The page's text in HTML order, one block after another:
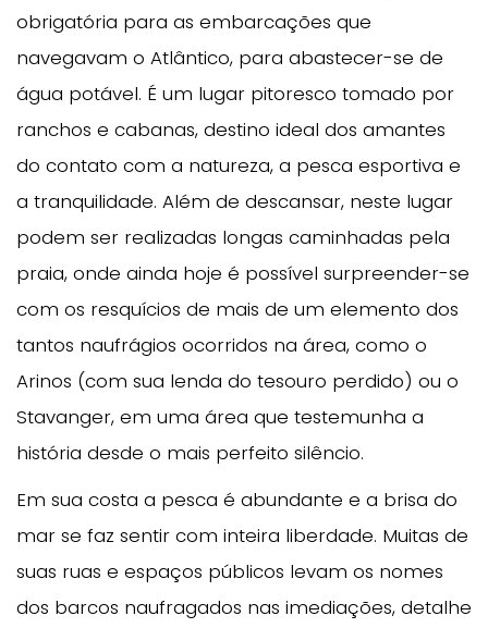
obrigatória para as embarcações que
navegavam o Atlântico, para abastecer-se de
água potável. É um lugar pitoresco tomado por
ranchos e cabanas, destino ideal dos amantes
do contato com a natureza, a pesca esportiva e
a tranquilidade. Além de descansar, neste lugar
podem ser realizadas longas caminhadas pela
praia, onde ainda hoje é possível surpreender-se
com os resquícios de mais de um elemento dos
tantos naufrágios ocorridos na área, como o
Arinos (com sua lenda do tesouro perdido) ou o
Stavanger, em uma área que testemunha a
história desde o mais perfeito silêncio.
Em sua costa a pesca é abundante e a brisa do
mar se faz sentir com inteira liberdade. Muitas de
suas ruas e espaços públicos levam os nomes
dos barcos naufragados nas imediações, detalhe